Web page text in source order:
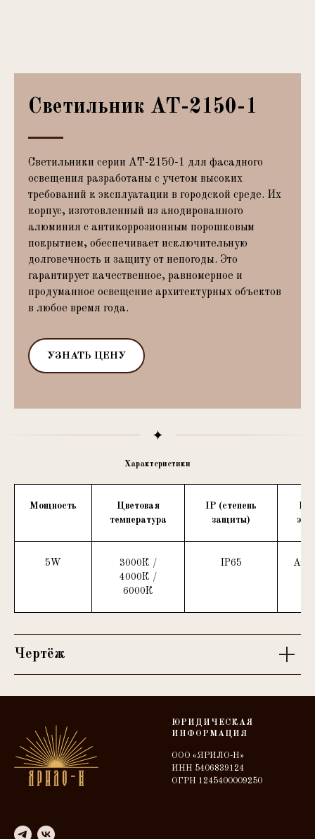
Светильник АТ-2150-1
Светильники серии АТ-2150-1 для фасадного
освещения разработаны с учетом высоких
требований к эксплуатации в городской среде. Их
корпус, изготовленный из анодированного
алюминия с антикоррозионным порошковым
покрытием, обеспечивает исключительную
долговечность и защиту от непогоды. Это
гарантирует качественное, равномерное и
продуманное освещение архитектурных объектов
в любое время года.
УЗНАТЬ ЦЕНУ
Характеристики
Мощность
Цветовая
температура
IP (степень
защиты)
5W
3000К /
4000К /
6000К
IP65
Чертёж
ЮРИДИЧЕСКАЯ
ИНФОРМАЦИЯ
ООО «ЯРИЛО-Н»
ИНН 5406839124
ОГРН 1245400009250